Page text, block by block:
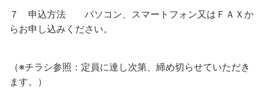
７ 申込方法 パソコン、スマートフォン又はＦＡＸか
らお申し込みください。
（※チラシ参照：定員に達し次第、締め切らせていただき
ます。）